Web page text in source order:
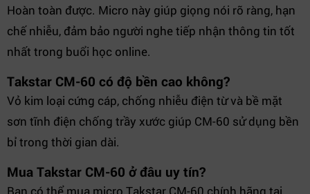
Hoàn toàn được. Micro này giúp giọng nói rõ ràng, hạn
chế nhiễu, đảm bảo người nghe tiếp nhận thông tin tốt
nhất trong buổi học online.
Takstar CM-60 có độ bền cao không?
Vỏ kim loại cứng cáp, chống nhiễu điện từ và bề mặt
sơn tĩnh điện chống trầy xước giúp CM-60 sử dụng bền
bỉ trong thời gian dài.
Mua Takstar CM-60 ở đâu uy tín?